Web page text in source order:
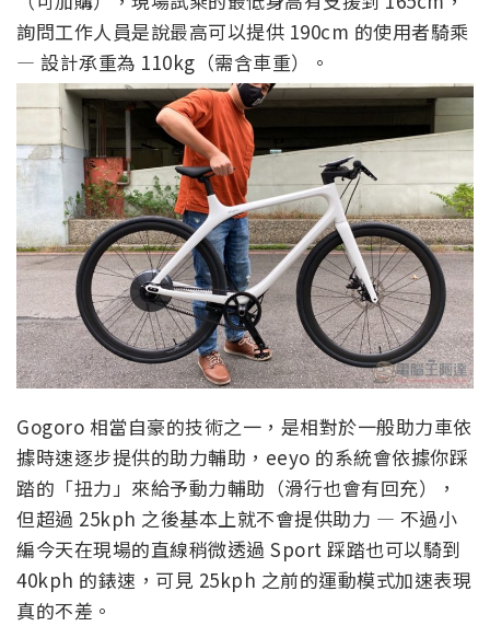
詢問工作人員是說最高可以提供 190cm 的使用者騎乘
— 設計承重為 110kg（需含車重）。
Gogoro 相當自豪的技術之一，是相對於一般助力車依
據時速逐步提供的助力輔助，eeyo 的系統會依據你踩
踏的「扭力」來給予動力輔助（滑行也會有回充），
但超過 25kph 之後基本上就不會提供助力 — 不過小
編今天在現場的直線稍微透過 Sport 踩踏也可以騎到
40kph 的錶速，可見 25kph 之前的運動模式加速表現
真的不差。